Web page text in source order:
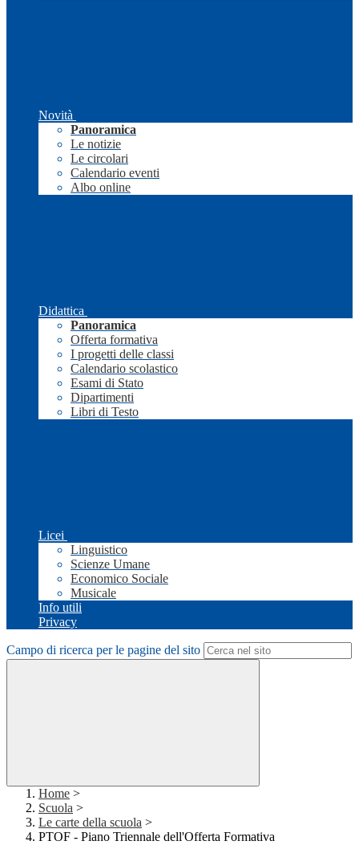
Novità
Panoramica
Le notizie
Le circolari
Calendario eventi
Albo online
Didattica
Panoramica
Offerta formativa
I progetti delle classi
Calendario scolastico
Esami di Stato
Dipartimenti
Libri di Testo
Licei
Linguistico
Scienze Umane
Economico Sociale
Musicale
Info utili
Privacy
Campo di ricerca per le pagine del sito
Home >
Scuola >
Le carte della scuola >
PTOF - Piano Triennale dell'Offerta Formativa